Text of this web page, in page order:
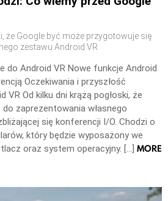
że Google być może przygotowuje się
zestawu Android VR
do Android VR Nowe funkcje Android
Oczekiwania i przyszłość
VR Od kilku dni krążą pogłoski, że
zaprezentowania własnego
się konferencji I/O. Chodzi o
który będzie wyposażony we
oraz system operacyjny. […] MORE